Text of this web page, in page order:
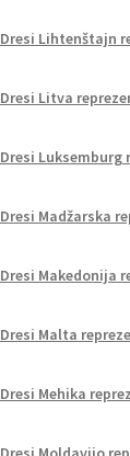
Dresi Lihtenštajn
Dresi Litva
Dresi Luksemburg
Dresi Madžarska
Dresi Makedonija
Dresi Malta
Dresi Mehika